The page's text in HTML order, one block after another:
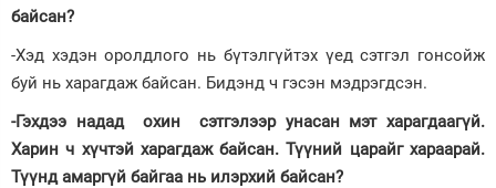
байсан?
-Хэд хэдэн оролдлого нь бүтэлгүйтэх үед сэтгэл гонсойж
буй нь харагдаж байсан. Бидэнд ч гэсэн мэдрэгдсэн.
-Гэхдээ надад охин сэтгэлээр унасан мэт харагдаагүй.
Харин ч хүчтэй харагдаж байсан. Түүний царайг хараарай.
Түүнд амаргүй байгаа нь илэрхий байсан?